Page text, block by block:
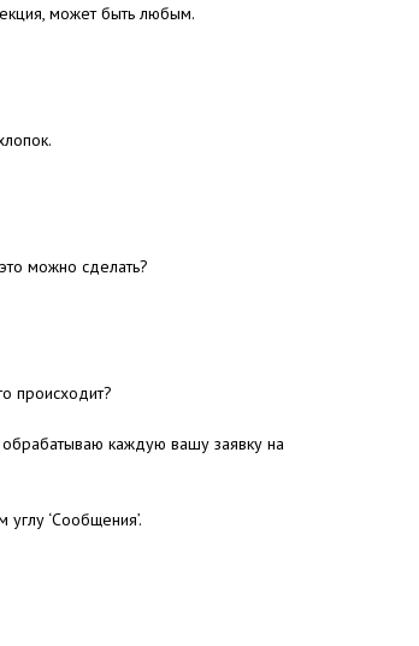
может быть любым.
можно сделать?
происходит?
каждую вашу заявку на
‘Сообщения’.